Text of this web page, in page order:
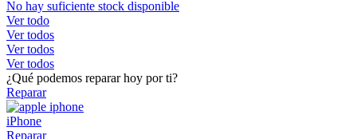
No hay suficiente stock disponible
Ver todo
Ver todos
Ver todos
Ver todos
¿Qué podemos reparar hoy por ti?
Reparar
iPhone
Reparar